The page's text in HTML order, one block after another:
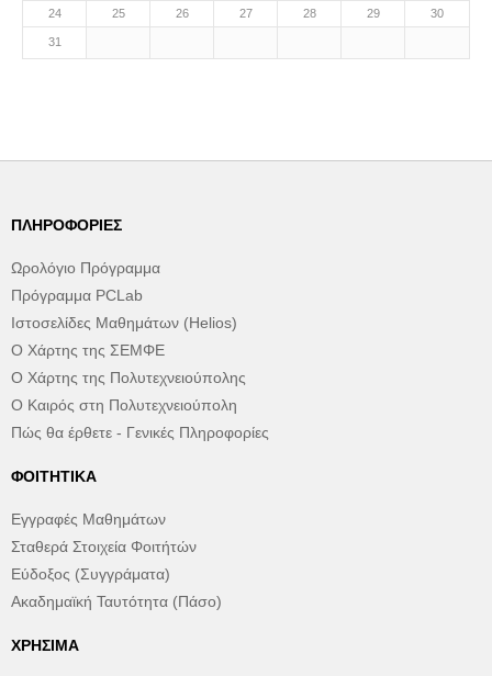
24
25 26 27 28 29 30
31
ΠΛΗΡΟΦΟΡΊΕΣ
Ωρολόγιο Πρόγραμμα
Πρόγραμμα PCLab
Ιστοσελίδες Μαθημάτων (Helios)
Ο Χάρτης της ΣΕΜΦΕ
Ο Χάρτης της Πολυτεχνειούπολης
Ο Καιρός στη Πολυτεχνειούπολη
Πώς θα έρθετε - Γενικές Πληροφορίες
ΦΟΙΤΗΤΙΚΆ
Εγγραφές Μαθημάτων
Σταθερά Στοιχεία Φοιτήτών
Εύδοξος (Συγγράματα)
Ακαδημαϊκή Ταυτότητα (Πάσο)
ΧΡΉΣΙΜΑ